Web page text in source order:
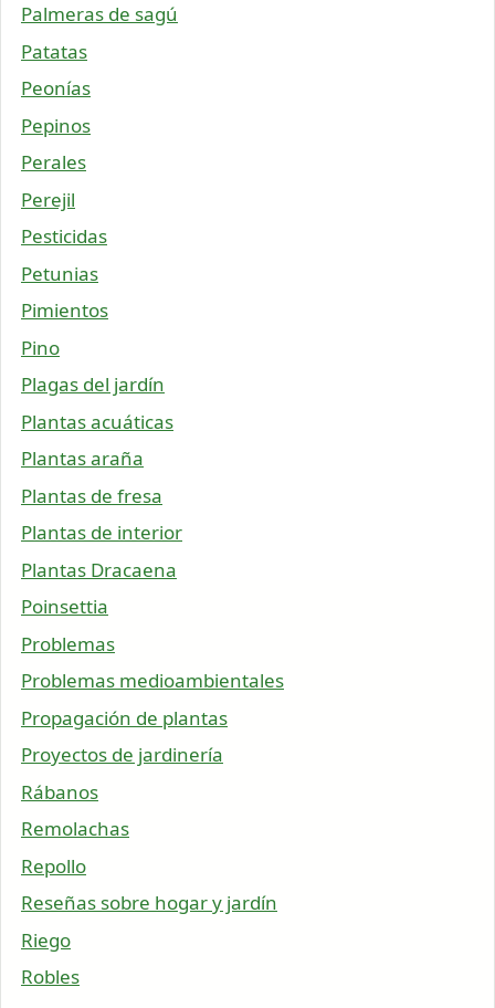
Palmeras de sagú
Patatas
Peonías
Pepinos
Perales
Perejil
Pesticidas
Petunias
Pimientos
Pino
Plagas del jardín
Plantas acuáticas
Plantas araña
Plantas de fresa
Plantas de interior
Plantas Dracaena
Poinsettia
Problemas
Problemas medioambientales
Propagación de plantas
Proyectos de jardinería
Rábanos
Remolachas
Repollo
Reseñas sobre hogar y jardín
Riego
Robles